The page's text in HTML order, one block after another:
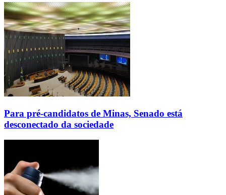
Para pré-candidatos de Minas, Senado está
desconectado da sociedade